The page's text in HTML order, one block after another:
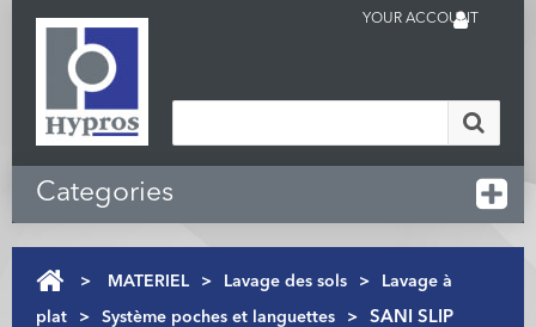
YOUR ACCOUNT
Categories
> MATERIEL > Lavage des sols > Lavage à
plat > Système poches et languettes >
SANI SLIP